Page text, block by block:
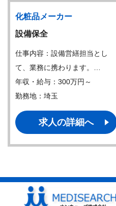
化粧品メーカー
設備保全
仕事内容：設備営繕担当とし
て、業務に携わります。…
年収・給与：300万円～
勤務地：埼玉
求人の詳細へ